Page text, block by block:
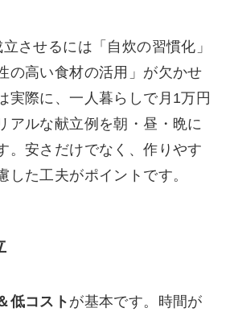
させるには「自炊の習慣化」
の高い食材の活用」が欠かせ
実際に、一人暮らしで月1万円
アルな献立例を朝・昼・晩に
。安さだけでなく、作りやす
した工夫がポイントです。
低コスト が基本です。時間が